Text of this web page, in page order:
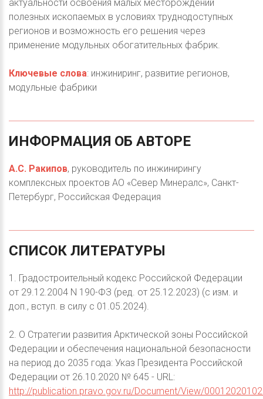
актуальности освоения малых месторождений
полезных ископаемых в условиях труднодоступных
регионов и возможность его решения через
применение модульных обогатительных фабрик.
Ключевые слова: инжиниринг, развитие регионов,
модульные фабрики
ИНФОРМАЦИЯ ОБ АВТОРЕ
А.С. Ракипов, руководитель по инжинирингу
комплексных проектов АО «Север Минералс», Санкт-
Петербург, Российская Федерация
СПИСОК ЛИТЕРАТУРЫ
1. Градостроительный кодекс Российской Федерации
от 29.12.2004 N 190-ФЗ (ред. от 25.12.2023) (с изм. и
доп., вступ. в силу с 01.05.2024).
2. О Стратегии развития Арктической зоны Российской
Федерации и обеспечения национальной безопасности
на период до 2035 года: Указ Президента Российской
Федерации от 26.10.2020 № 645 - URL:
http://publication.pravo.gov.ru/Document/View/